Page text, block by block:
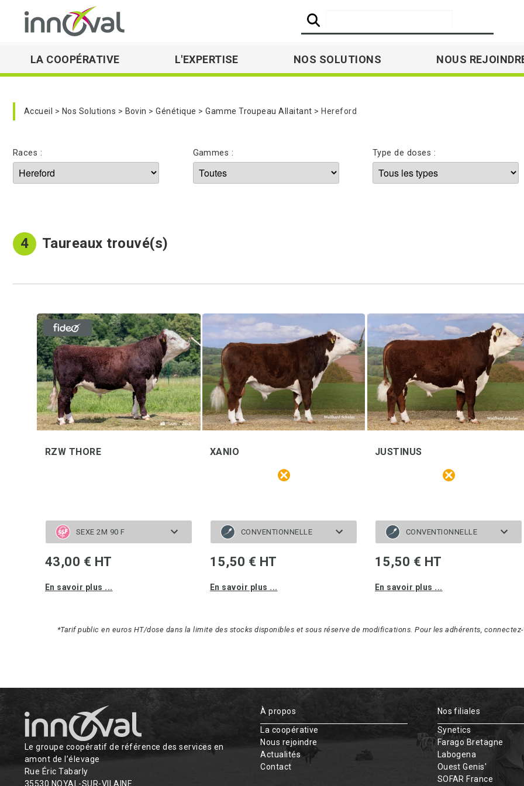
Skip to main navigation
LA COOPÉRATIVE L'EXPERTISE NOS SOLUTIONS NOUS
Accueil Nos Solutions Bovin Génétique Gamme Troupeau Allaitant Hereford
Races : Gammes : Type de doses :
4 Taureaux trouvé(s)
RZW THORE
SEXE 2M 90 F
43,00 € HT
En savoir plus ...
XANIO
CONVENTIONNELLE
15,50 € HT
En savoir plus ...
JUSTINUS
CONVENTIONNELLE
15,50 € HT
En savoir plus ...
*Tarif public en euros HT/dose dans la limite des stocks disponibles et sous réserve de modifications. Pour les adhérents,
Le groupe coopératif de référence des services en
amont de l’élevage
Rue Éric Tabarly
35530 NOYAL-SUR-VILAINE
À propos
La coopérative
Nous rejoindre
Actualités
Contact
Nos filiales
Synetics
Farago Bretagne
Labogena
Ouest Genis'
SOFAR France